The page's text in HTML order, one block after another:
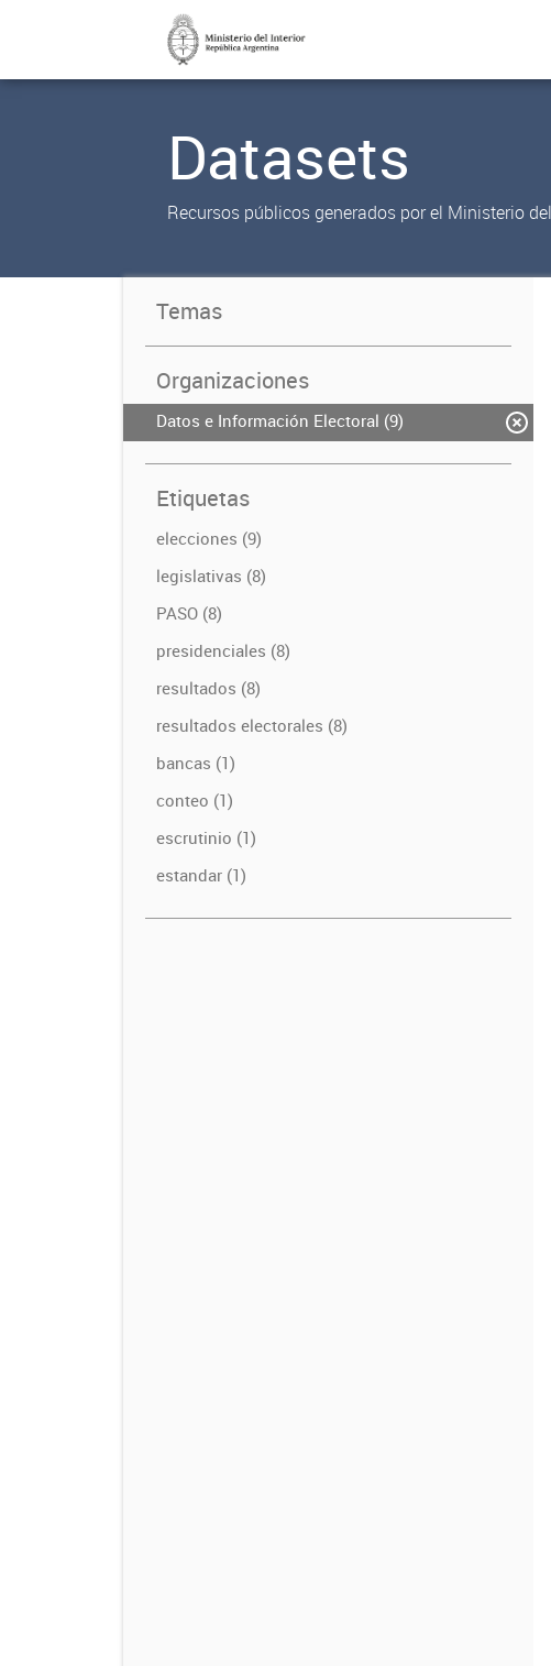
Datasets
Recursos públicos generados por el Ministerio
Temas
Organizaciones
Datos e Información Electoral (9)
Etiquetas
elecciones (9)
legislativas (8)
PASO (8)
presidenciales (8)
resultados (8)
resultados electorales (8)
bancas (1)
conteo (1)
escrutinio (1)
estandar (1)